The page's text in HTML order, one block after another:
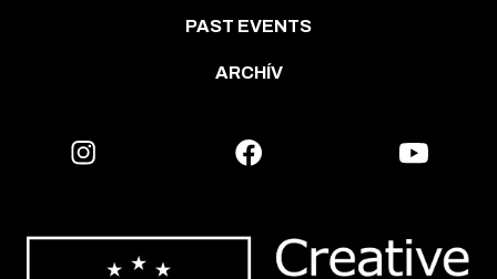
PAST EVENTS
ARCHÍV